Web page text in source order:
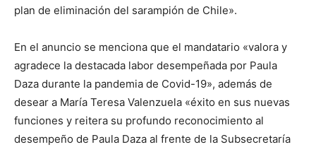
plan de eliminación del sarampión de Chile».
En el anuncio se menciona que el mandatario «valora y
agradece la destacada labor desempeñada por Paula
Daza durante la pandemia de Covid-19», además de
desear a María Teresa Valenzuela «éxito en sus nuevas
funciones y reitera su profundo reconocimiento al
desempeño de Paula Daza al frente de la Subsecretaría